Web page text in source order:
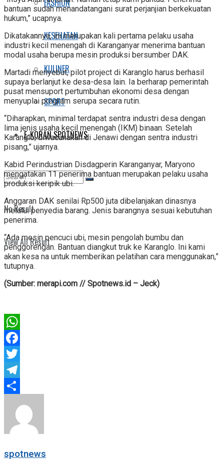
FASHION
KESEHATAN
KULINER
SPORT
E-KORAN SPOTNEWS
No Result
View All Result
bantuan sudah menandatangani surat perjanjian berkekuatan
hukum,” ucapnya.
Dikatakannya, ini merupakan kali pertama pelaku usaha
industri kecil menengah di Karanganyar menerima bantuan
modal usaha berupa mesin produksi bersumber DAK.
Martadi menyebut, pilot project di Karanglo harus berhasil
supaya berlanjut ke desa-desa lain. Ia berharap pemerintah
pusat mensuport pertumbuhan ekonomi desa dengan
menyuplai program serupa secara rutin.
“Diharapkan, minimal terdapat sentra industri desa dengan
lima jenis usaha kecil menengah (IKM) binaan. Setelah
Karanglo, diwacanakan di Jenawi dengan sentra industri
pisang,” ujarnya.
Kabid Perindustrian Disdagperin Karanganyar, Maryono
mengatakan 11 penerima bantuan merupakan pelaku usaha
produksi keripik ubi.
Anggaran DAK senilai Rp500 juta dibelanjakan dinasnya
melalui penyedia barang. Jenis barangnya sesuai kebutuhan
penerima.
“Ada mesin pencuci ubi, mesin pengolah bumbu dan
penggorengan. Bantuan diangkut truk ke Karanglo. Ini kami
akan kesa na untuk memberikan pelatihan cara menggunakan,”
tutupnya.
(Sumber: merapi.com // Spotnews.id – Jeck)
WhatsApp
Facebook
Twitter
Telegram
Share
spotnews